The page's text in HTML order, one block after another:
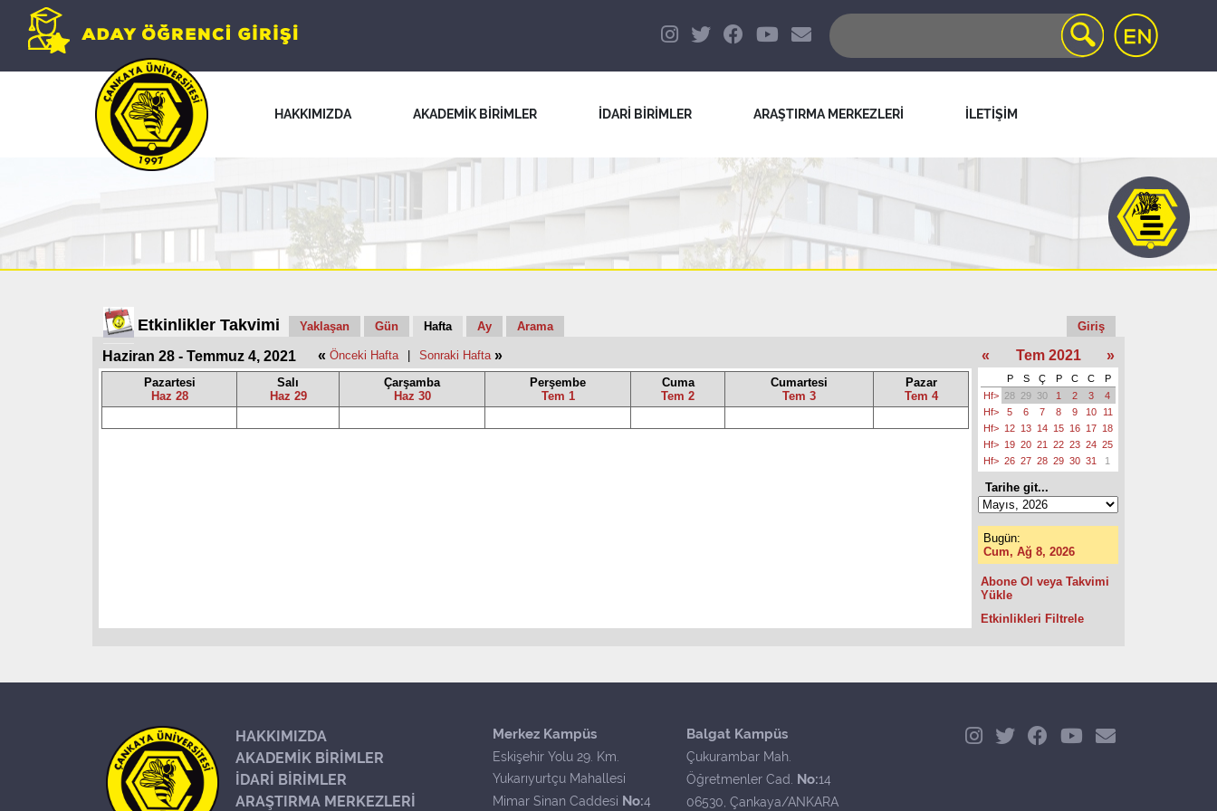
HAKKIMIZDA AKADEMİK BİRİMLER İDARİ BİRİMLER ARAŞTIRMA MERKEZLERİ İLETİŞİM
Etkinlikler Takvimi Yaklaşan Gün Hafta Ay Arama Giriş
Haziran 28 - Temmuz 4, 2021 « Önceki Hafta Sonraki Hafta »
Pazartesi
Haz 28
Salı
Haz 29
Çarşamba
Haz 30
Perşembe
Tem 1
Cuma
Tem 2
Cumartesi
Tem 3
Pazar
Tem 4
« Tem 2021 »
P S Ç P C C
P
Hf> 28 29 30 1 2 3
4
Hf>
5 6 7 8 9 10
11
Hf> 12 13 14 15 16 17 18
Hf> 19 20 21 22 23 24 25
Hf> 26 27 28 29 30 31 1
Tarihe git...
Bugün:
Cum, Ağ 8, 2026
Abone Ol veya Takvimi
Yükle
Etkinlikleri Filtrele
HAKKIMIZDA
AKADEMİK BİRİMLER
İDARİ BİRİMLER
ARAŞTIRMA MERKEZLERİ
Merkez Kampüs
Eskişehir Yolu 29. Km.
Yukarıyurtçu Mahallesi
Mimar Sinan Caddesi No:4
Balgat Kampüs
Çukurambar Mah.
Öğretmenler Cad. No:14
06530, Çankaya/ANKARA